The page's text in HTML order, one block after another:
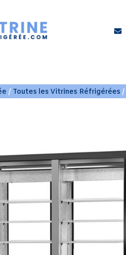
/ Toutes les Vitrines Réfrigérées /